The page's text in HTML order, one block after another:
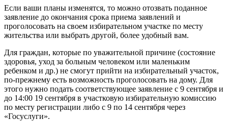
Если ваши планы изменятся, то можно отозвать поданное
заявление до окончания срока приема заявлений и
проголосовать на своем избирательном участке по месту
жительства или выбрать другой, более удобный вам.
Для граждан, которые по уважительной причине (состояние
здоровья, уход за больным человеком или маленьким
ребенком и др.) не смогут прийти на избирательный участок,
по-прежнему есть возможность проголосовать на дому. Для
этого нужно подать соответствующее заявление с 9 сентября и
до 14:00 19 сентября в участковую избирательную комиссию
по месту регистрации либо с 9 по 14 сентября через
«Госуслуги».